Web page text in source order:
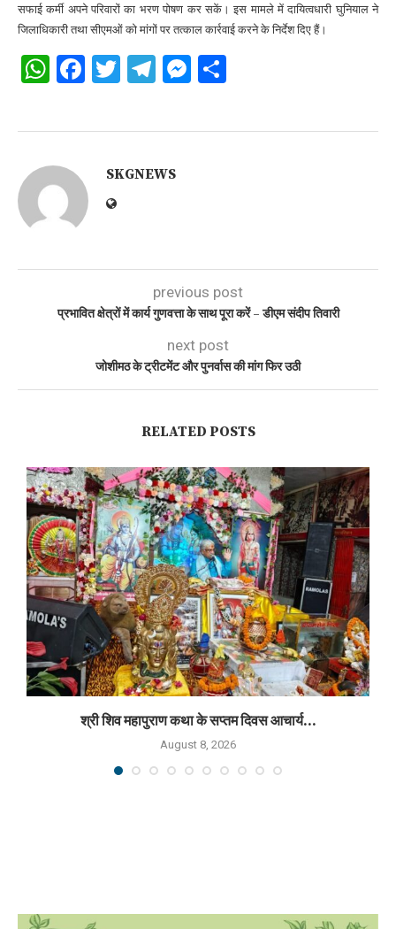
सफाई कर्मी अपने परिवारों का भरण पोषण कर सकें। इस मामले में दायित्वधारी घुनियाल ने
जिलाधिकारी तथा सीएमओं को मांगों पर तत्काल कार्रवाई करने के निर्देश दिए हैं।
WhatsApp
Facebook
Twitter
Telegram
Messenger
SKGNEWS
previous post
प्रभावित क्षेत्रों में कार्य गुणवत्ता के साथ पूरा करें – डीएम संदीप तिवारी
next post
जोशीमठ के ट्रीटमेंट और पुनर्वास की मांग फिर उठी
RELATED POSTS
श्री शिव महापुराण कथा के सप्तम दिवस आचार्य...
August 8, 2026